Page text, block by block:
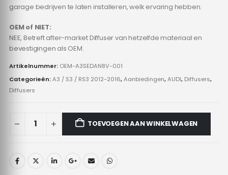
garage bedrijven te laten installeren, welk ervaring hebben.
OEM of NIET:
NEE, Betreft after-market Diffuser van hetzelfde materiaal en
bevestigingen als OEM.
Artikelnummer: OEM-A3SEDAN8V-001
Categorieën:A3 / S3 / RS3 2012-2016,Aanbiedingen,AUDI, Diffusers,
Diffusers
TOEVOEGEN AAN WINKELWAGEN